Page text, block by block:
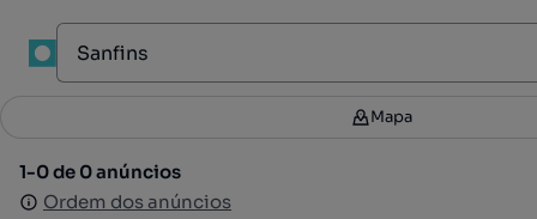
Filtros
1-0 de 0 anúncios
Ordem dos anúncios
Mapa
1-0 de 0 anúncios
Ordem dos anúncios